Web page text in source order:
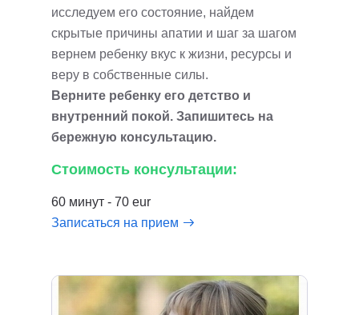
исследуем его состояние, найдем
скрытые причины апатии и шаг за шагом
вернем ребенку вкус к жизни, ресурсы и
веру в собственные силы.
Верните ребенку его детство и
внутренний покой. Запишитесь на
бережную консультацию.
Стоимость консультации:
60 минут - 70 eur
Записаться на прием